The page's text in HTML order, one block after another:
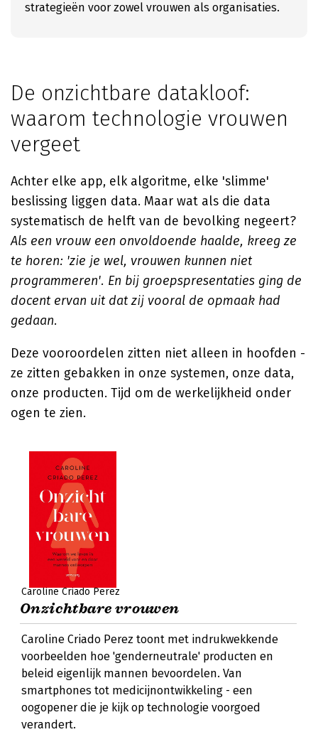
strategieën voor zowel vrouwen als organisaties.
De onzichtbare datakloof:
waarom technologie vrouwen
vergeet
Achter elke app, elk algoritme, elke 'slimme'
beslissing liggen data. Maar wat als die data
systematisch de helft van de bevolking negeert?
Als een vrouw een onvoldoende haalde, kreeg ze
te horen: 'zie je wel, vrouwen kunnen niet
programmeren'. En bij groepspresentaties ging de
docent ervan uit dat zij vooral de opmaak had
gedaan.
Deze vooroordelen zitten niet alleen in hoofden -
ze zitten gebakken in onze systemen, onze data,
onze producten. Tijd om de werkelijkheid onder
ogen te zien.
Caroline Criado Perez
Onzichtbare vrouwen
Caroline Criado Perez toont met indrukwekkende
voorbeelden hoe 'genderneutrale' producten en
beleid eigenlijk mannen bevoordelen. Van
smartphones tot medicijnontwikkeling - een
oogopener die je kijk op technologie voorgoed
verandert.